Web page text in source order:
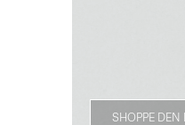
SHOPPE DEN